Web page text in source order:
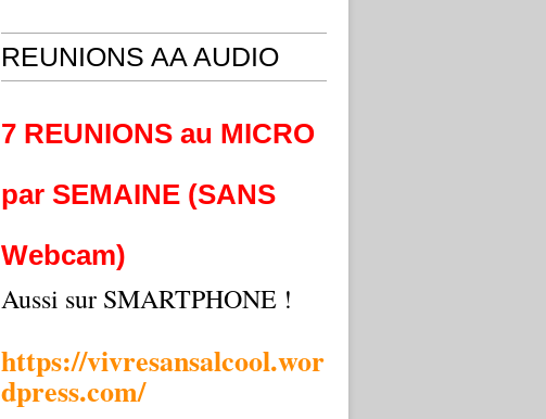
REUNIONS AA AUDIO
7 REUNIONS au MICRO
par SEMAINE (SANS
Webcam)
Aussi sur SMARTPHONE !
https://vivresansalcool.wor
dpress.com/